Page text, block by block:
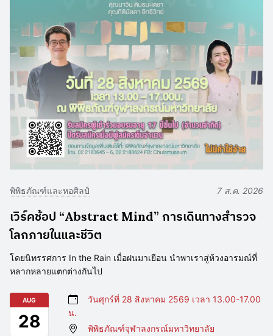
พิพิธภัณฑ์และหอศิลป์ 7 ส.ค. 2026
เวิร์คช้อป “Abstract Mind” การเดินทางสำรวจ
โลกภายในและชีวิต
โดยนิทรรศการ In the Rain เมื่อฝนมาเยือน นำพาเราสู่ห้วงอารมณ์ที่
หลากหลายแตกต่างกันไป
AUG
28
วันศุกร์ที่ 28 สิงหาคม 2569 เวลา 13.00-17.00
น.
พิพิธภัณฑ์จุฬาลงกรณ์มหาวิทยาลัย